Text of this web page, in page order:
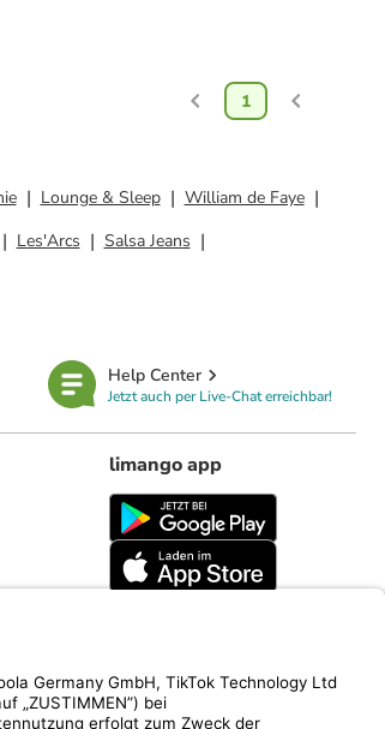
1
Lounge & Sleep
William de Faye
Les'Arcs
Salsa Jeans
Help Center
Jetzt auch per Live-Chat erreichbar!
limango app